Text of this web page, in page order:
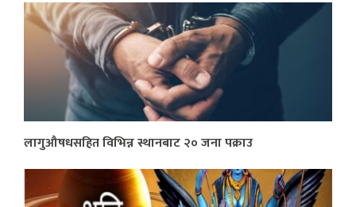
लागुऔषधसहित विभिन्न स्थानबाट २० जना पक्राउ